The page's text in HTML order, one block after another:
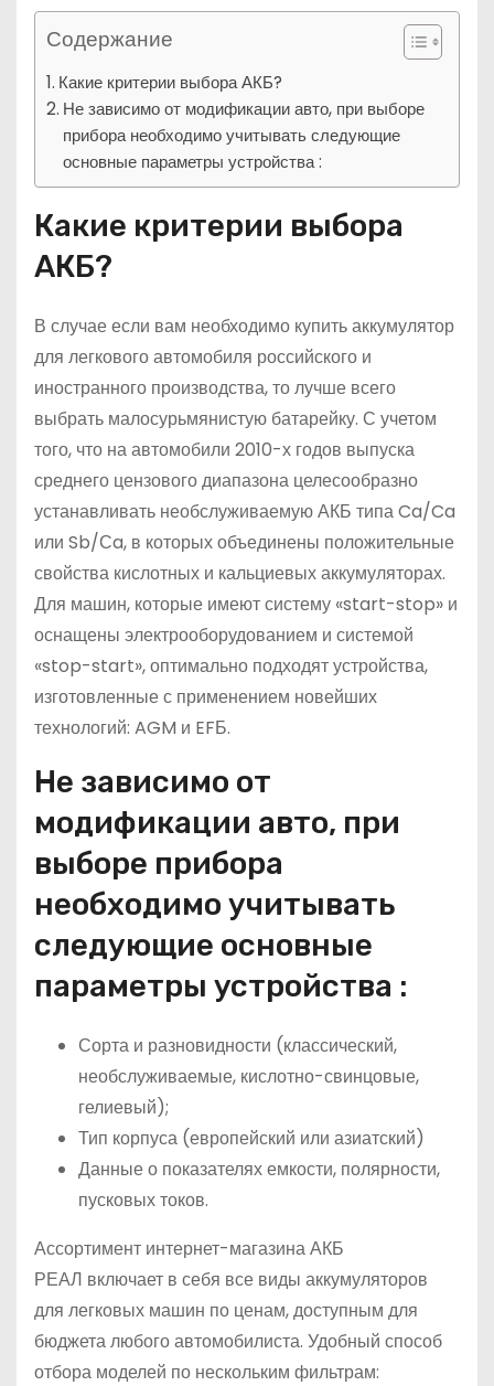
Содержание
Какие критерии выбора АКБ?
Не зависимо от модификации авто, при выборе
прибора необходимо учитывать следующие
основные параметры устройства :
Какие критерии выбора
АКБ?
В случае если вам необходимо купить аккумулятор
для легкового автомобиля российского и
иностранного производства, то лучше всего
выбрать малосурьмянистую батарейку. С учетом
того, что на автомобили 2010-х годов выпуска
среднего цензового диапазона целесообразно
устанавливать необслуживаемую АКБ типа Ca/Ca
или Sb/Сa, в которых объединены положительные
свойства кислотных и кальциевых аккумуляторах.
Для машин, которые имеют систему «start-stop» и
оснащены электрооборудованием и системой
«stop-start», оптимально подходят устройства,
изготовленные с применением новейших
технологий: AGM и EFБ.
Не зависимо от
модификации авто, при
выборе прибора
необходимо учитывать
следующие основные
параметры устройства :
Сорта и разновидности (классический,
необслуживаемые, кислотно-свинцовые,
гелиевый);
Тип корпуса (европейский или азиатский)
Данные о показателях емкости, полярности,
пусковых токов.
Ассортимент интернет-магазина АКБ
РЕАЛ включает в себя все виды аккумуляторов
для легковых машин по ценам, доступным для
бюджета любого автомобилиста. Удобный способ
отбора моделей по нескольким фильтрам: